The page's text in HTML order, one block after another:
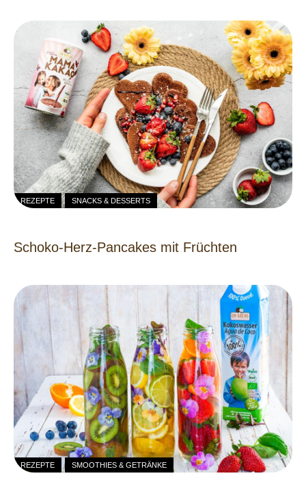
REZEPTE SNACKS & DESSERTS
Schoko-Herz-Pancakes mit Früchten
REZEPTE SMOOTHIES & GETRÄNKE